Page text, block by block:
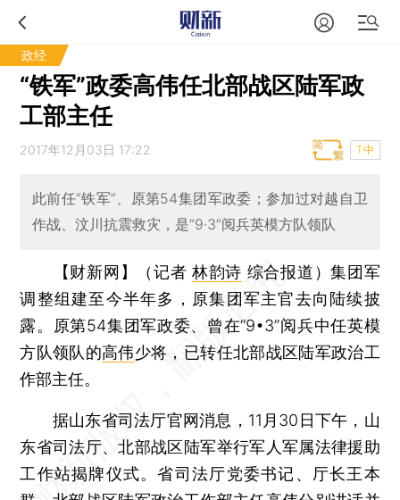
政经
“铁军”政委高伟任北部战区陆军政
工部主任
2017年12月03日 17:22 T中
此前任“铁军”、原第54集团军政委；参加过对越自卫
作战、汶川抗震救灾，是“9·3”阅兵英模方队领队
【财新网】（记者林韵诗 综合报道）集团军
调整组建至今半年多，原集团军主官去向陆续披
露。原第54集团军政委、曾在“9•3”阅兵中任英模
方队领队的高伟少将，已转任北部战区陆军政治工
作部主任。
据山东省司法厅官网消息，11月30日下午，山
东省司法厅、北部战区陆军举行军人军属法律援助
工作站揭牌仪式。省司法厅党委书记、厅长王本